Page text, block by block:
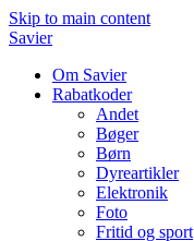
Skip to main content
Savier
Om Savier
Rabatkoder
Andet
Bøger
Børn
Dyreartikler
Elektronik
Foto
Fritid og sport